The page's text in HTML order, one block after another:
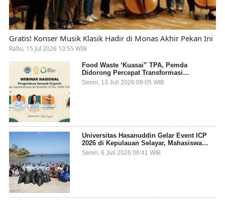
Gratis! Konser Musik Klasik Hadir di Monas Akhir Pekan Ini
Rabu, 15 Jul 2026 10:55 WIB
Food Waste ‘Kuasai” TPA, Pemda
Didorong Percepat Transformasi
Pengelolaan Sampah Organik dari Sumber
Senin, 13 Juli 2026 09:05 WIB
Universitas Hasanuddin Gelar Event ICP
2026 di Kepulauan Selayar, Mahasiswa
dari 27 Negara Jadi Partisipan
Senin, 6 Juli 2026 06:41 WIB